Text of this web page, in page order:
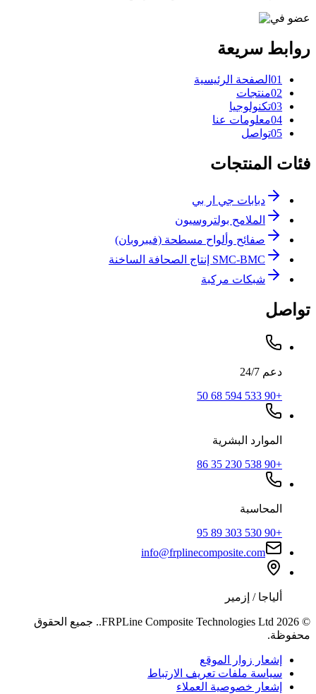
عضو في
روابط سريعة
01
الصفحة الرئيسية
02 منتجات
03 تكنولوجيا
04 معلومات عنا
05 تواصل
فئات المنتجات
دبابات جي ار بي
الملامح بولتروسيون
صفائح وألواح مسطحة (فيبروبان)
SMC-BMC إنتاج الصحافة الساخنة
شبكات مركبة
تواصل
دعم 24/7
+90 533 594 68 50
الموارد البشرية
+90 538 230 35 86
المحاسبة
+90 530 303 89 95
info@frplinecomposite.com
ألياجا / إزمير
©
2026
FRPLine Composite Technologies Ltd.
. جميع الحقوق
محفوظة.
إشعار زوار الموقع
سياسة ملفات تعريف الارتباط
إشعار خصوصية العملاء